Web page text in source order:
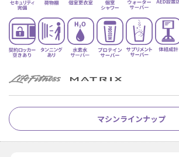
マシンラインナップ